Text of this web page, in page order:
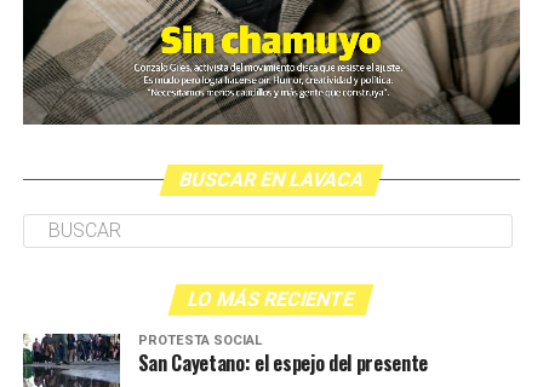
BUSCAR EN LAVACA
LO MÁS RECIENTE
PROTESTA SOCIAL
San Cayetano: el espejo del presente